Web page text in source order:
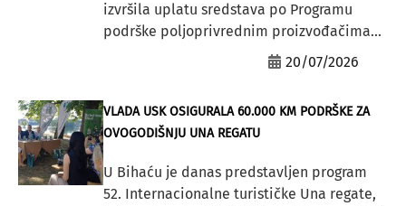
izvršila uplatu sredstava po Programu
podrške poljoprivrednim proizvođačima...
20/07/2026
VLADA USK OSIGURALA 60.000 KM PODRŠKE ZA
OVOGODIŠNJU UNA REGATU
U Bihaću je danas predstavljen program
52. Internacionalne turističke Una regate,